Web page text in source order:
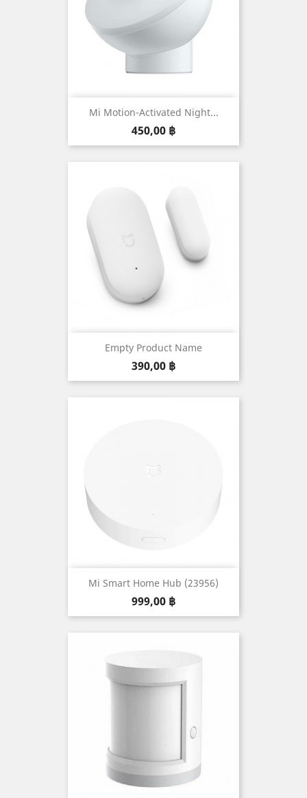
Mi Motion-Activated Night...
Prix
450,00 ฿
Empty Product Name
Prix
390,00 ฿
Mi Smart Home Hub (23956)
Prix
999,00 ฿